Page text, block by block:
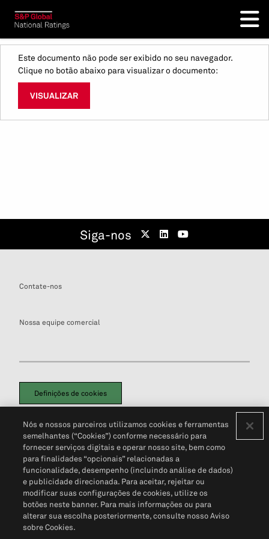
Este documento não pode ser exibido no seu navegador.
Clique no botão abaixo para visualizar o documento:
VISUALIZAR
Siga-nos
Contate-nos
Nossa equipe comercial
Definições de cookies
Política de PrivacidadePortal de privacidade do cliente (em inglês)
Não Venda Minhas Informações Pessoais© 2026 S&P Global
Nós e nossos parceiros utilizamos cookies e ferramentas
semelhantes (“Cookies”) conforme necessário para
fornecer serviços digitais e operar nosso site, bem como
para finalidades “opcionais” relacionadas a
funcionalidade, desempenho (incluindo análise de dados)
e publicidade direcionada. Para aceitar, rejeitar ou
modificar suas configurações de cookies, utilize os
botões neste banner. Para mais informações ou para
alterar sua escolha posteriormente, consulte nosso Aviso
sobre Cookies.